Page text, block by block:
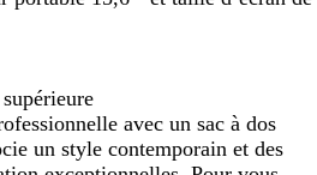
avec un sac à dos
un style contemporain et des